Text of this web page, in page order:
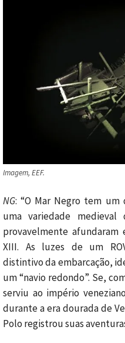
Imagem, EEF.
NG: “O Mar Negro tem um
uma variedade
provavelmente
XIII. As luzes de um
distintivo da embarcação,
um “navio redondo”. Se,
serviu ao império
durante a era dourada de
Polo registrou suas